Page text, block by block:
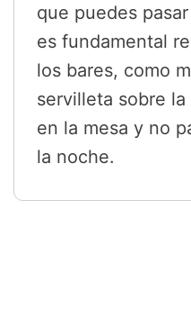
que puedes
es fundamental
los bares, como
servilleta sobre
en la mesa y no
la noche.